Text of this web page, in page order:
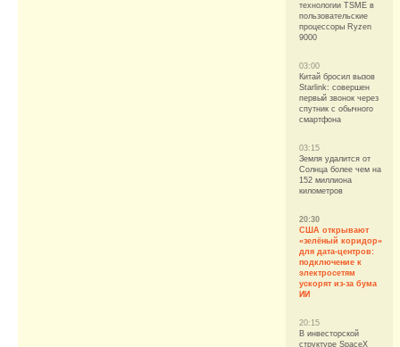
технологии TSME в
пользовательские
процессоры Ryzen
9000
03:00
Китай бросил вызов
Starlink: совершен
первый звонок через
спутник с обычного
смартфона
03:15
Земля удалится от
Солнца более чем на
152 миллиона
километров
20:30
США открывают
«зелёный коридор»
для дата-центров:
подключение к
электросетям
ускорят из-за бума
ИИ
20:15
В инвесторской
структуре SpaceX